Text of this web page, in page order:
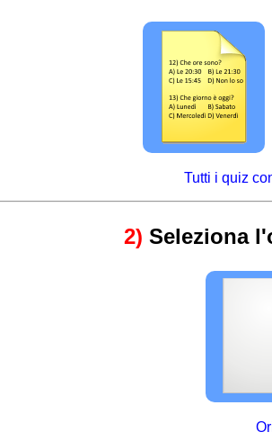
Tutti i quiz
2) Seleziona